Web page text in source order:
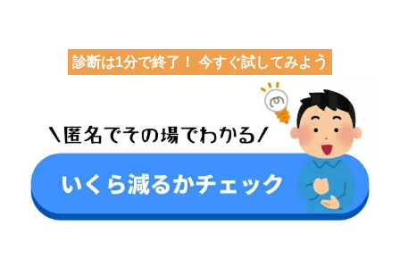
診断は1分で終了！ 今すぐ試してみよ う